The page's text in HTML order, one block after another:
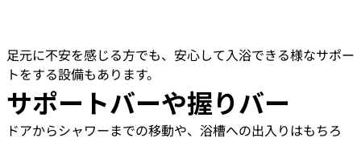
足元に不安を感じる方でも、安心して入浴できる様なサポー
トをする設備もあります。
サポートバーや握りバー
ドアからシャワーまでの移動や、浴槽への出入りはもちろ